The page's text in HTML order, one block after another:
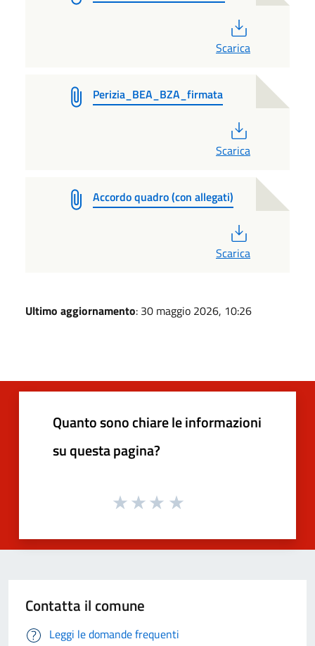
Scarica
Perizia_BEA_BZA_firmata
Scarica
Accordo quadro (con allegati)
Scarica
Ultimo aggiornamento: 30 maggio 2026, 10:26
Quanto sono chiare le informazioni
su questa pagina?
Contatta il comune
Leggi le domande frequenti